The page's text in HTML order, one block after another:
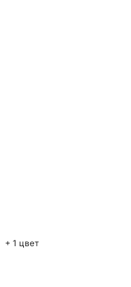
+ 1 цвет